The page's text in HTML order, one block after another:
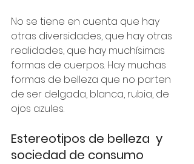
No se tiene en cuenta que hay
otras diversidades, que hay otras
realidades, que hay muchísimas
formas de cuerpos. Hay muchas
formas de belleza que no parten
de ser delgada, blanca, rubia, de
ojos azules.
Estereotipos de belleza  y
sociedad de consumo